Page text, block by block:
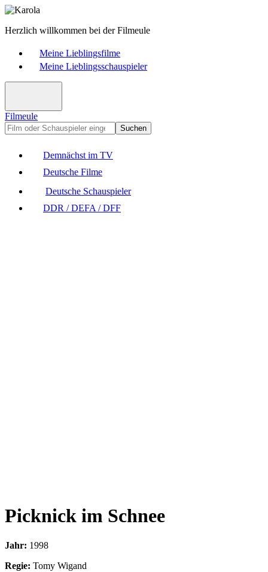
Herzlich willkommen bei der Filmeule
Meine Lieblingsfilme
Meine Lieblingsschauspieler
Filmeule
Suchen
Demnächst im TV
Deutsche Filme
Deutsche Schauspieler
DDR / DEFA / DFF
Picknick im Schnee
Jahr: 1998
Regie: Tomy Wigand